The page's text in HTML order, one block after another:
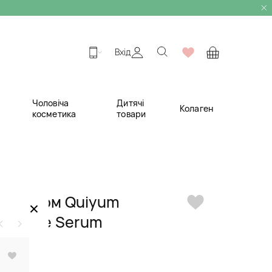
Вхід
Чоловіча
косметика
Дитячі
товари
Колаген
×
Quiyum
Serum